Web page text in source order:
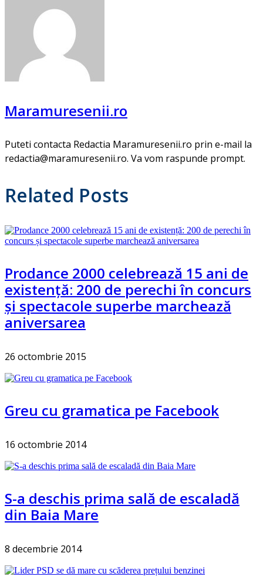
Maramuresenii.ro
Puteti contacta Redactia Maramuresenii.ro prin e-mail la
redactia@maramuresenii.ro. Va vom raspunde prompt.
Related Posts
Prodance 2000 celebrează 15 ani de
existență: 200 de perechi în concurs
și spectacole superbe marchează
aniversarea
26 octombrie 2015
Greu cu gramatica pe Facebook
16 octombrie 2014
S-a deschis prima sală de escaladă
din Baia Mare
8 decembrie 2014